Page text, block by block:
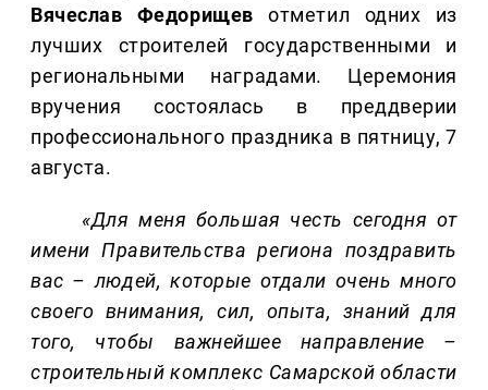
Вячеслав Федорищев отметил одних из
лучших строителей государственными и
региональными наградами. Церемония
вручения состоялась в преддверии
профессионального праздника в пятницу, 7
августа.
«Для меня большая честь сегодня от
имени Правительства региона поздравить
вас – людей, которые отдали очень много
своего внимания, сил, опыта, знаний для
того, чтобы важнейшее направление –
строительный комплекс Самарской области